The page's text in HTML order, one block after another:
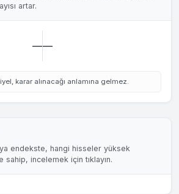
artar.
——
karar alınacağı anlamına gelmez.
endekste, hangi hisseler yüksek
incelemek için tıklayın.